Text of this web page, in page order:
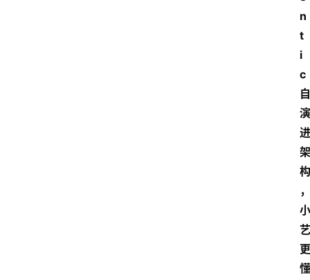
n
t
i
c
自
演
进
架
构
，
小
艺
更
懂